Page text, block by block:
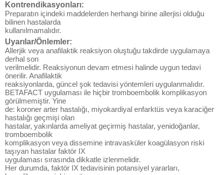
Kontrendikasyonları:
Preparatın içindeki maddelerden herhangi birine allerjisi olduğu
bilinen hastalarda
kullanılmamalıdır.
Uyarılar/Önlemler:
Allerjik veya anafilaktik reaksiyon oluştuğu takdirde uygulamaya
derhal son
verilmelidir. Reaksiyonun devam etmesi halinde uygun tedavi
önerilir. Anafilaktik
reaksiyonlarda, güncel şok tedavisi yöntemleri uygulanmalıdır.
BETAFACT uygulaması ile hiçbir tromboembolik komplikasyon
görülmemiştir. Yine
de: koroner arter hastalığı, miyokardiyal enfarktüs veya karaciğer
hastalığı geçmişi olan
hastalar, yakınlarda ameliyat geçirmiş hastalar, yenidoğanlar,
tromboembolik
komplikasyon veya dissemine intravasküler koagülasyon riski
taşıyan hastalar faktör IX
uygulaması sırasında dikkatle izlenmelidir.
Her durumda, faktör IX tedavisinin potansiyel yararları,